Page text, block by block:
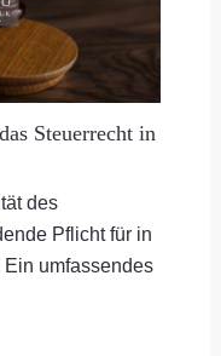
Steuerrecht in
des
Pflicht für in
umfassendes